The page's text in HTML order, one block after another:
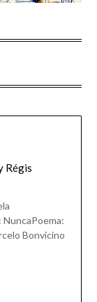
Régis
Bonvicino